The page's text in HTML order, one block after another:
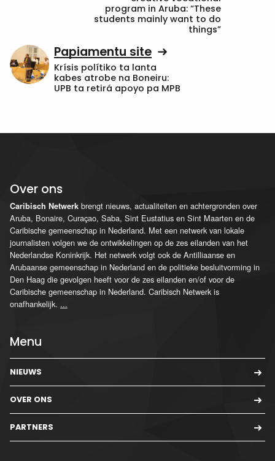
program in Aruba: “These
students mainly want to do
things”
Papiamentu site
Krísis polítiko ta lanta
kabes atrobe na Boneiru:
UPB ta retirá apoyo pa MPB
Over ons
Caribisch Netwerk brengt nieuws, actualiteiten en achtergronden over
Aruba, Bonaire, Curaçao, Saba, Sint Eustatius en Sint Maarten en de
Caribische gemeenschap in Nederland. Met een netwerk van lokale
journalisten volgen we de ontwikkelingen op de zes eilanden van het
Nederlandse Koninkrijk. Het netwerk volgt ook de Antilliaanse en
Arubaanse gemeenschap in Nederland en de politieke besluitvorming in
Den Haag die gevolgen heeft voor de zes eilanden en/of voor de
Caribische gemeenschap in Nederland. Caribisch Netwerk is
onafhankelijk. ...
Menu
NIEUWS
OVER ONS
PARTNERS